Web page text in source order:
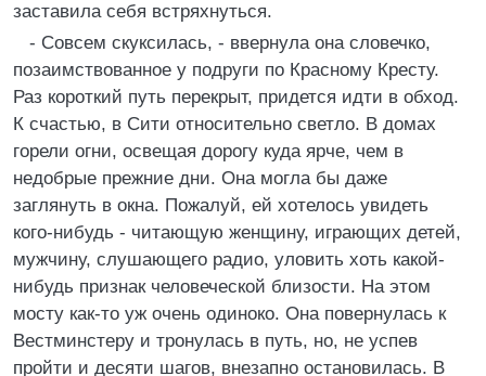
заставила себя встряхнуться.
- Совсем скуксилась, - ввернула она словечко,
позаимствованное у подруги по Красному Кресту.
Раз короткий путь перекрыт, придется идти в обход.
К счастью, в Сити относительно светло. В домах
горели огни, освещая дорогу куда ярче, чем в
недобрые прежние дни. Она могла бы даже
заглянуть в окна. Пожалуй, ей хотелось увидеть
кого-нибудь - читающую женщину, играющих детей,
мужчину, слушающего радио, уловить хоть какой-
нибудь признак человеческой близости. На этом
мосту как-то уж очень одиноко. Она повернулась к
Вестминстеру и тронулась в путь, но, не успев
пройти и десяти шагов, внезапно остановилась. В